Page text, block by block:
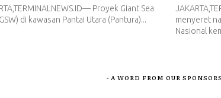
Proyek Giant Sea
di kawasan Pantai Utara (Pantura)...
menyeret
Nasional
- A WORD FROM OUR